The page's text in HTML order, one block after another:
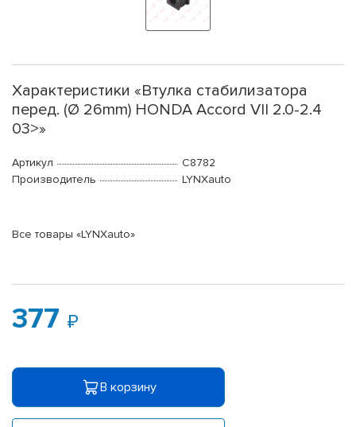
Характеристики «Втулка стабилизатора
перед. (Ø 26mm) HONDA Accord VII 2.0-2.4
03>»
Артикул
C8782
Производитель
LYNXauto
Все товары «LYNXauto»
377
В корзину